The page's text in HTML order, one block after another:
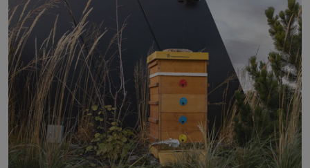
pomoc, co se hlídání týče. Dalo by se